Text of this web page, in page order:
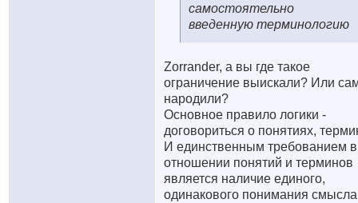
самостоятельно
введенную терминологию
Zorrander, а вы где такое
ограничение выискали? Или
народили?
Основное правило логики -
договориться о понятиях,
И единственным требованием в
отношении понятий и терминов
является наличие единого,
одинакового понимания смысла